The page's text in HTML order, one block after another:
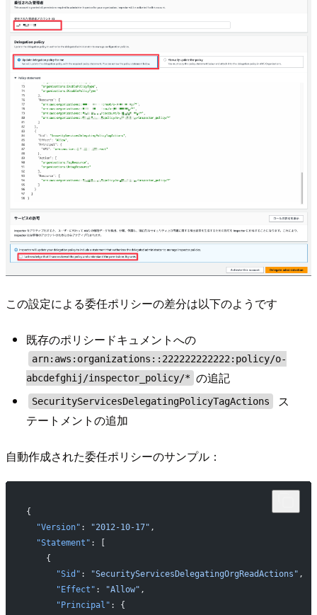
この設定による委任ポリシーの差分は以下のようです
既存のポリシードキュメントへの
arn:aws:organizations::222222222222:policy/o-
abcdefghij/inspector_policy/* の追記
SecurityServicesDelegatingPolicyTagActions
ス
テートメントの追加
自動作成された委任ポリシーのサンプル：
{
  "Version"
: "2012-10-17" ,
  "Statement"
: [
    {
      "Sid"
: "SecurityServicesDelegatingOrgReadActions" ,
      "Effect"
: "Allow" ,
      "Principal"
: {